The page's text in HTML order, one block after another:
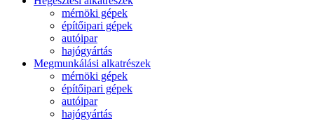
mérnöki gépek
építőipari gépek
autóipar
hajógyártás
Megmunkálási alkatrészek
mérnöki gépek
építőipari gépek
autóipar
hajógyártás